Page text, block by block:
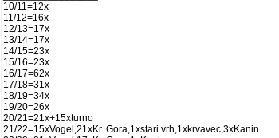
10/11=12x
11/12=16x
12/13=17x
13/14=17x
14/15=23x
15/16=23x
16/17=62x
17/18=31x
18/19=34x
19/20=26x
20/21=21x+15xturno
21/22=15xVogel,21xKr. Gora,1xstari vrh,1xkrvavec,3xKanin